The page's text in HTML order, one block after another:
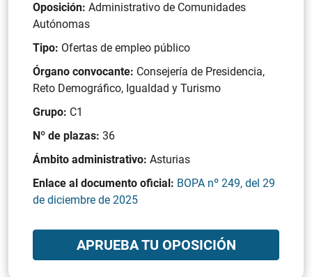
Oposición: Administrativo de Comunidades
Autónomas
Tipo: Ofertas de empleo público
Órgano convocante: Consejería de Presidencia,
Reto Demográfico, Igualdad y Turismo
Grupo: C1
Nº de plazas: 36
Ámbito administrativo: Asturias
Enlace al documento oficial: BOPA nº 249, del 29
de diciembre de 2025
APRUEBA TU OPOSICIÓN